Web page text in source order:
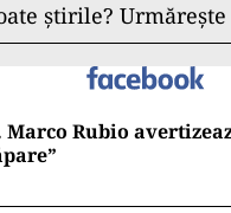
știrile? Urmărește
Rubio